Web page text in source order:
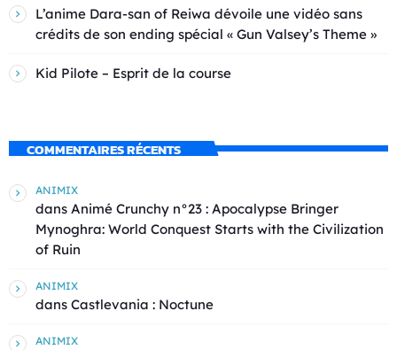
L’anime Dara-san of Reiwa dévoile une vidéo sans
crédits de son ending spécial « Gun Valsey’s Theme »
Kid Pilote – Esprit de la course
COMMENTAIRES RÉCENTS
ANIMIX
dans Animé Crunchy n°23 : Apocalypse Bringer
Mynoghra: World Conquest Starts with the Civilization
of Ruin
ANIMIX
dans Castlevania : Noctune
ANIMIX